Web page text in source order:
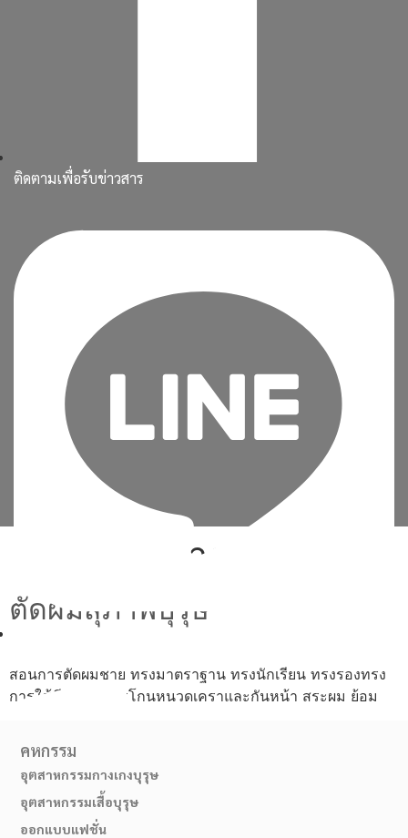
ติดตามเพื่อรับข่าวสาร
ทรงมาตรฐาน
ตัดผมสุภาพบุรุษ
สอนการตัดผมชาย ทรงมาตราฐาน ทรงนักเรียน ทรงรองทรง
การใช้มีดโกน การโกนหนวดเคราและกันหน้า สระผม ย้อม
คหกรรม
อุตสาหกรรมกางเกงบุรุษ
อุตสาหกรรมเสื้อบุรุษ
ออกแบบแฟชั่น